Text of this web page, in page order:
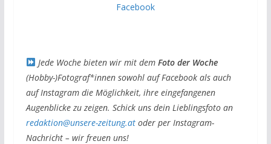
Facebook
Jede Woche bieten wir mit dem Foto der Woche
(Hobby-)Fotograf*innen sowohl auf Facebook als auch
auf Instagram die Möglichkeit, ihre eingefangenen
Augenblicke zu zeigen. Schick uns dein Lieblingsfoto an
redaktion@unsere-zeitung.atoder per Instagram-
Nachricht – wir freuen uns!